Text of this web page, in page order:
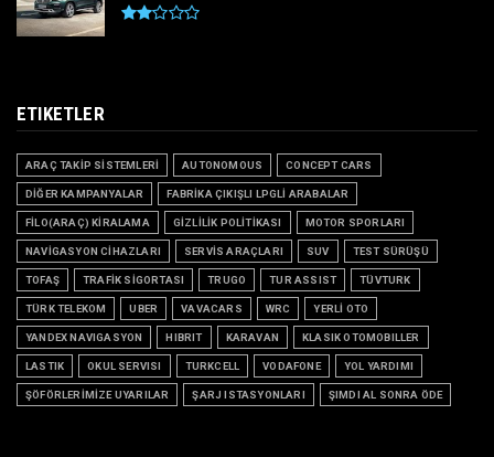
ETIKETLER
ARAÇ TAKİP SİSTEMLERİ AUTONOMOUS CONCEPT CARS
DİĞER KAMPANYALAR FABRİKA ÇIKIŞLI LPGLİ ARABALAR
FİLO(ARAÇ) KİRALAMA GİZLİLİK POLİTİKASI MOTOR SPORLARI
NAVİGASYON CİHAZLARI SERVİS ARAÇLARI SUV TEST SÜRÜŞÜ
TOFAŞ TRAFİK SİGORTASI TRUGO TUR ASSIST TÜVTURK
TÜRK TELEKOM UBER VAVACARS WRC YERLİ OTO
YANDEX NAVIGASYON HIBRIT KARAVAN KLASIK OTOMOBILLER
LASTIK OKUL SERVISI TURKCELL VODAFONE YOL YARDIMI
ŞÖFÖRLERİMİZE UYARILAR ŞARJ ISTASYONLARI ŞIMDI AL SONRA ÖDE